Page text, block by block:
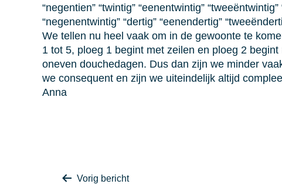
“negentien” “twintig” “eenentwintig”
“negenentwintig” “dertig” “eenendertig”
We tellen nu heel vaak om in de gewoonte te
1 tot 5, ploeg 1 begint met zeilen en ploeg 2
oneven douchedagen. Dus dan zijn we minder
we consequent en zijn we uiteindelijk altijd
Anna
Vorig bericht